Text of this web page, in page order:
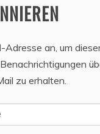
Adresse an, um
zu erhalten.